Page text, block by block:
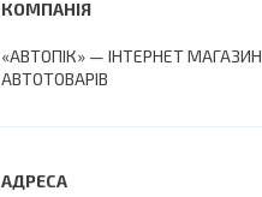
«АВТОПІК» — ІНТЕРНЕТ МАГАЗИН
АВТОТОВАРІВ